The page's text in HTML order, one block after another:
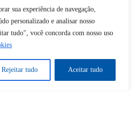
sua experiência de navegação,
personalizado e analisar nosso
tudo", você concorda com nosso uso
Rejeitar tudo Aceitar tudo
esquerda : 0